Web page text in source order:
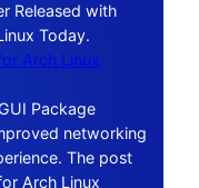
Released with
Today.
Arch Linux
Package
networking
The post
Arch Linux